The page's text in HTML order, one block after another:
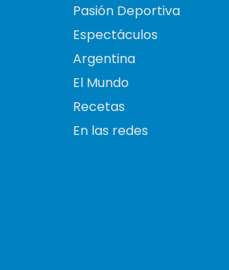
Pasión Deportiva
Espectáculos
Argentina
El Mundo
Recetas
En las redes